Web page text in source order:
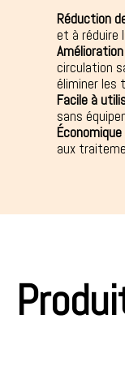
Réduction
et à réduire
circulation
éliminer les
Facile à
sans
Économique
aux